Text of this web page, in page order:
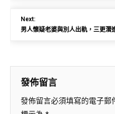
Next:
男人懷疑老婆與別人出軌，三更潛
發佈留言
發佈留言必須填寫的電子郵